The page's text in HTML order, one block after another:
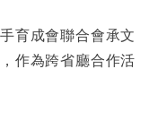
育成會聯合會承文
作為跨省廳合作活